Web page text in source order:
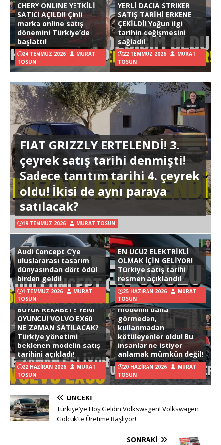
CHERY ONLINE YETKİLİ
SATICI AÇILDI! Çinli
marka online satış
dönemini Türkiye’de
başlattı!
24 TEMMUZ 2026
MURAT
TOSUN
YERLİ DACIA STRIKER
SATIŞ TARİHİ ERKENE
ÇEKİLDİ! Yoğun ilgi
tarihin değişmesini
sağladı!
22 TEMMUZ 2026
MURAT
TOSUN
FIAT GRIZZLY ERTELENDİ! 3.
çeyrek satış tarihi denmişti!
Sadece tanıtım tarihi 4. çeyrek
oldu! İkisi de aynı paraya
satılacak?
19 TEMMUZ 2026 MURAT TOSUN
Audi Concept C’ye
uluslararası tasarım
dünyasından dört ödül
birden geldi!
1 TEMMUZ 2026
MURAT
TOSUN
EN UCUZ ELEKTRİKLİ
OLMAK İÇİN GELİYOR!
Türkiye satış tarihi
resmen açıklandı!
25 HAZIRAN 2026
MURAT
TOSUN
BÜYÜK REKABETE YENİ
OYUNCU! VOLVO EX60
NE ZAMAN SATILACAK?
Türkiye yönetimi
beklenen modelin satış
tarihini açıkladı!
22 HAZIRAN 2026
MURAT
TOSUN
Hyundai Ioniq 3
modelini daha
görmeden,
kullanmadan
kötüleyenler oldu! Bu
insanlar ne istiyor
anlamak mümkün değil!
20 HAZIRAN 2026
MURAT
TOSUN
ÖNCEKI
Türkiye’ye Hoş Geldin Volkswagen! Volkswagen
Gölcük’te Üretime Başlıyor!
SONRAKI